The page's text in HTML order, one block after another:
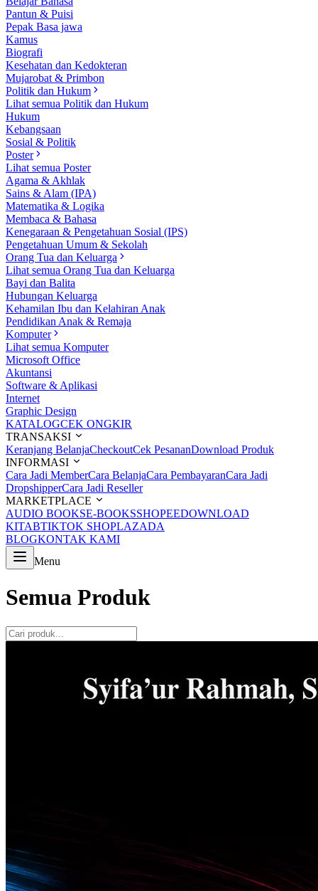
Pantun & Puisi
Pepak Basa jawa
Kamus
Biografi
Kesehatan dan Kedokteran
Mujarobat & Primbon
Politik dan Hukum
Lihat semua Politik dan Hukum
Hukum
Kebangsaan
Sosial & Politik
Poster
Lihat semua Poster
Agama & Akhlak
Sains & Alam (IPA)
Matematika & Logika
Membaca & Bahasa
Kenegaraan & Pengetahuan Sosial (IPS)
Pengetahuan Umum & Sekolah
Orang Tua dan Keluarga
Lihat semua Orang Tua dan Keluarga
Bayi dan Balita
Hubungan Keluarga
Kehamilan Ibu dan Kelahiran Anak
Pendidikan Anak & Remaja
Komputer
Lihat semua Komputer
Microsoft Office
Akuntansi
Software & Aplikasi
Internet
Graphic Design
KATALOGCEK ONGKIR
TRANSAKSI
Keranjang BelanjaCheckoutCek PesananDownload Produk
INFORMASI
Cara Jadi MemberCara BelanjaCara PembayaranCara Jadi
DropshipperCara Jadi Reseller
MARKETPLACE
AUDIO BOOKSE-BOOKSSHOPEEDOWNLOAD
KITABTIKTOK SHOPLAZADA
BLOGKONTAK KAMI
Menu
Semua Produk